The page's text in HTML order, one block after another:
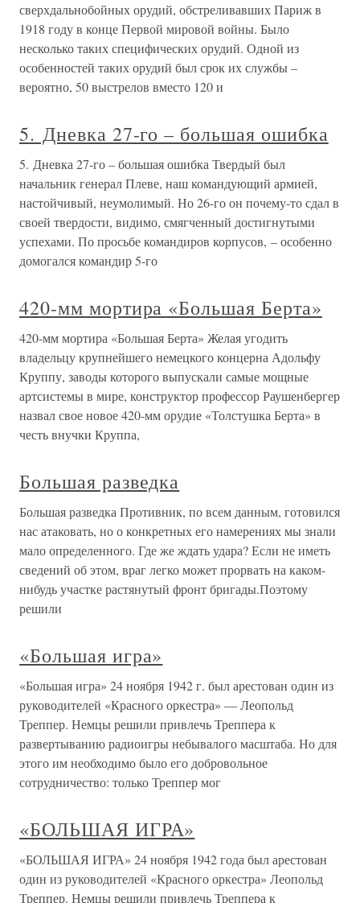
сверхдальнобойных орудий, обстреливавших Париж в
1918 году в конце Первой мировой войны. Было
несколько таких специфических орудий. Одной из
особенностей таких орудий был срок их службы –
вероятно, 50 выстрелов вместо 120 и
5. Дневка 27-го – большая ошибка
5. Дневка 27-го – большая ошибка Твердый был
начальник генерал Плеве, наш командующий армией,
настойчивый, неумолимый. Но 26-го он почему-то сдал в
своей твердости, видимо, смягченный достигнутыми
успехами. По просьбе командиров корпусов, – особенно
домогался командир 5-го
420-мм мортира «Большая Берта»
420-мм мортира «Большая Берта» Желая угодить
владельцу крупнейшего немецкого концерна Адольфу
Круппу, заводы которого выпускали самые мощные
артсистемы в мире, конструктор профессор Раушенбергер
назвал свое новое 420-мм орудие «Толстушка Берта» в
честь внучки Круппа,
Большая разведка
Большая разведка Противник, по всем данным, готовился
нас атаковать, но о конкретных его намерениях мы знали
мало определенного. Где же ждать удара? Если не иметь
сведений об этом, враг легко может прорвать на каком-
нибудь участке растянутый фронт бригады.Поэтому
решили
«Большая игра»
«Большая игра» 24 ноября 1942 г. был арестован один из
руководителей «Красного оркестра» — Леопольд
Треппер. Немцы решили привлечь Треппера к
развертыванию радиоигры небывалого масштаба. Но для
этого им необходимо было его добровольное
сотрудничество: только Треппер мог
«БОЛЬШАЯ ИГРА»
«БОЛЬШАЯ ИГРА» 24 ноября 1942 года был арестован
один из руководителей «Красного оркестра» Леопольд
Треппер. Немцы решили привлечь Треппера к